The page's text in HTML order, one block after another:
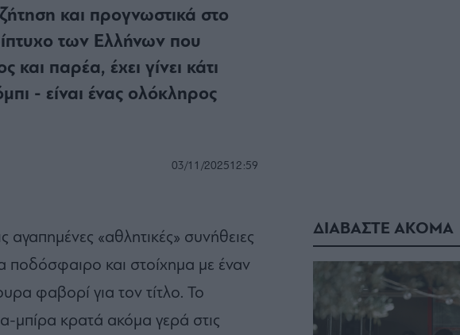
και προγνωστικά στο
των Ελλήνων που
και παρέα, έχει γίνει κάτι
- είναι ένας ολόκληρος
03/11/202512:59
«αθλητικές» συνήθειες
ποδόσφαιρο και στοίχημα με έναν
φαβορί για τον τίτλο. Το
μπίρα κρατά ακόμα γερά στις
ΔΙΑΒΑΣΤΕ ΑΚΟΜΑ